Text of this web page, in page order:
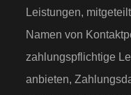
Leistungen,
Namen von
zahlungspflichtige
anbieten,